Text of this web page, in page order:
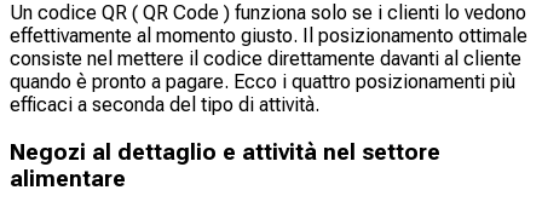
Un codice QR ( QR Code ) funziona solo se i clienti lo vedono
effettivamente al momento giusto. Il posizionamento ottimale
consiste nel mettere il codice direttamente davanti al cliente
quando è pronto a pagare. Ecco i quattro posizionamenti più
efficaci a seconda del tipo di attività.
Negozi al dettaglio e attività nel settore
alimentare